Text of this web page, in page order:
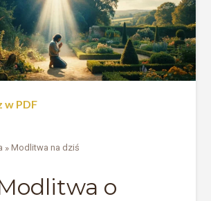
w PDF
»Modlitwa na dziś
o